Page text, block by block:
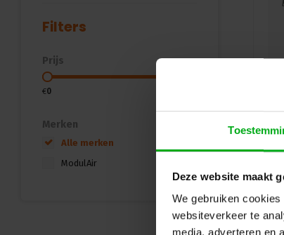
Deze website maakt
We gebruiken
websiteverkeer te
media, adverteren en
Filters
Prijs
€0
Merken
Alle merken
ModulAir